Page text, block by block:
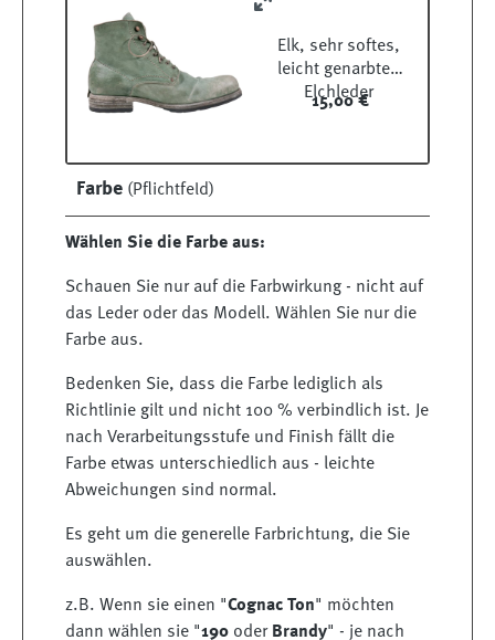
Elk, sehr softes,
leicht genarbtes
Elchleder
15,00 €
Farbe (Pflichtfeld)
Wählen Sie die Farbe aus:
Schauen Sie nur auf die Farbwirkung - nicht auf
das Leder oder das Modell. Wählen Sie nur die
Farbe aus.
Bedenken Sie, dass die Farbe lediglich als
Richtlinie gilt und nicht 100 % verbindlich ist. Je
nach Verarbeitungsstufe und Finish fällt die
Farbe etwas unterschiedlich aus - leichte
Abweichungen sind normal.
Es geht um die generelle Farbrichtung, die Sie
auswählen.
z.B. Wenn sie einen "Cognac Ton" möchten
dann wählen sie "190 oder Brandy" - je nach